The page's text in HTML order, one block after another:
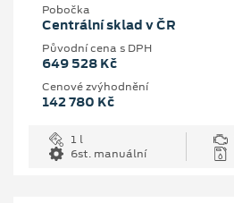
Pobočka
Centrální sklad v ČR
Původní cena s DPH
649 528 Kč
Cenové zvýhodnění
142 780 Kč
1 l
6st. manuální